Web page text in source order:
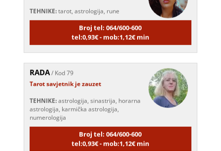
Broj tel: 064/600-600
tel:0,93€ - mob:1,12€ min
RADA/ Kod 79
Tarot savjetnik je zauzet
astrologija, karmička astrologija,
numerologija
Broj tel: 064/600-600
tel:0,93€ - mob:1,12€ min